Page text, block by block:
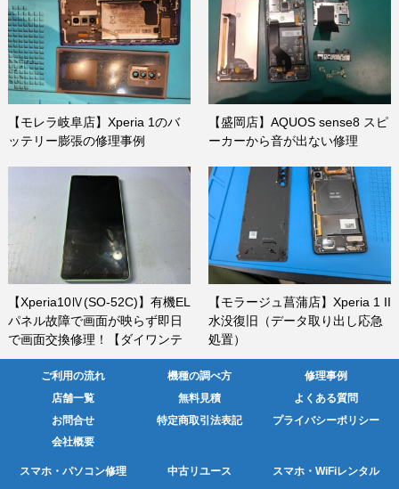
【モレラ岐阜店】Xperia 1のバ
ッテリー膨張の修理事例
【盛岡店】AQUOS sense8 スピ
ーカーから音が出ない修理
【Xperia10Ⅳ(SO-52C)】有機EL
パネル故障で画面が映らず即日
で画面交換修理！【ダイワンテ
レコム池袋】
【モラージュ菖蒲店】Xperia 1 II
水没復旧（データ取り出し応急
処置）
ご利用の流れ 機種の調べ方
修理事例
店舗一覧
無料見積
よくある質問
お問合せ
特定商取引法表記
プライバシーポリシー
会社概要
スマホ・パソコン修理 中古リユース スマホ・WiFiレンタル